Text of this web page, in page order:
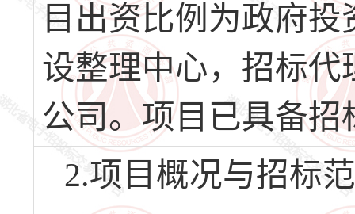
目出资比例为政府
设整理中心，招标
公司。项目已具备
2.项目概况与招标